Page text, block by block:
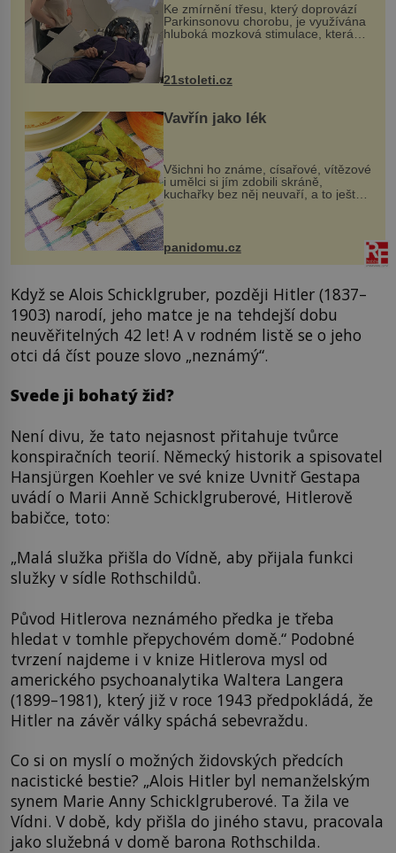
Ke zmírnění třesu, který doprovází
Parkinsonovu chorobu, je využívána
hluboká mozková stimulace, která
však vyžaduje vysoce invazivní
k dostatečně přesnému zacílení ...
21stoleti.cz
Vavřín jako lék
Všichni ho známe, císařové, vítězové
i umělci si jím zdobili skráně,
kuchařky bez něj neuvaří, a to ještě
nevíte, že bobkový list může výrazně
zmírnit některé naše neduhy.
Obsahuje v malém množství ně...
panidomu.cz
Když se Alois Schicklgruber, později Hitler (1837–
1903) narodí, jeho matce je na tehdejší dobu
neuvěřitelných 42 let! A v rodném listě se o jeho
otci dá číst pouze slovo „neznámý“.
Svede ji bohatý žid?
Není divu, že tato nejasnost přitahuje tvůrce
konspiračních teorií. Německý historik a spisovatel
Hansjürgen Koehler ve své knize Uvnitř Gestapa
uvádí o Marii Anně Schicklgruberové, Hitlerově
babičce, toto:
„Malá služka přišla do Vídně, aby přijala funkci
služky v sídle Rothschildů.
Původ Hitlerova neznámého předka je třeba
hledat v tomhle přepychovém domě.“ Podobné
tvrzení najdeme i v knize Hitlerova mysl od
amerického psychoanalytika Waltera Langera
(1899–1981), který již v roce 1943 předpokládá, že
Hitler na závěr války spáchá sebevraždu.
Co si on myslí o možných židovských předcích
nacistické bestie? „Alois Hitler byl nemanželským
synem Marie Anny Schicklgruberové. Ta žila ve
Vídni. V době, kdy přišla do jiného stavu, pracovala
jako služebná v domě barona Rothschilda.